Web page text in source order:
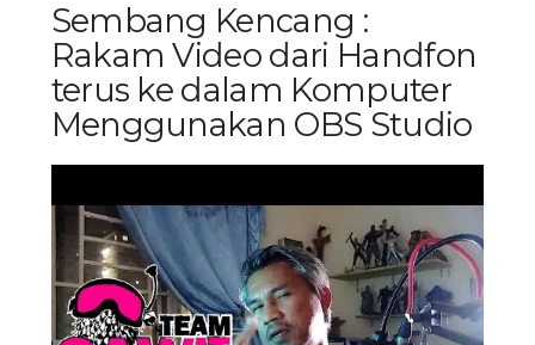
Sembang Kencang :
Rakam Video dari Handfon
terus ke dalam Komputer
Menggunakan OBS Studio